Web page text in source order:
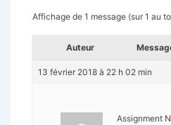
Affichage de 1 message (sur 1 au
Auteur
13 février 2018 à 22 h 02 min
Assignment